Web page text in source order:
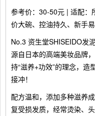
参考价：30-50元 | 适配：
价大碗、控油持久、新手
No.3 资生堂SHISEIDO
源自日本的高端美妆品牌
持“滋养+功效”的理念，
接冲！
配方温和，添加多种滋养
复受损发质，经常烫染、